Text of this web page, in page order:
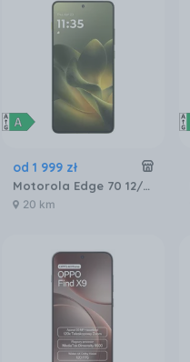
od 1 999 zł
Motorola Edge 70 12/512GB Zielony
20 km